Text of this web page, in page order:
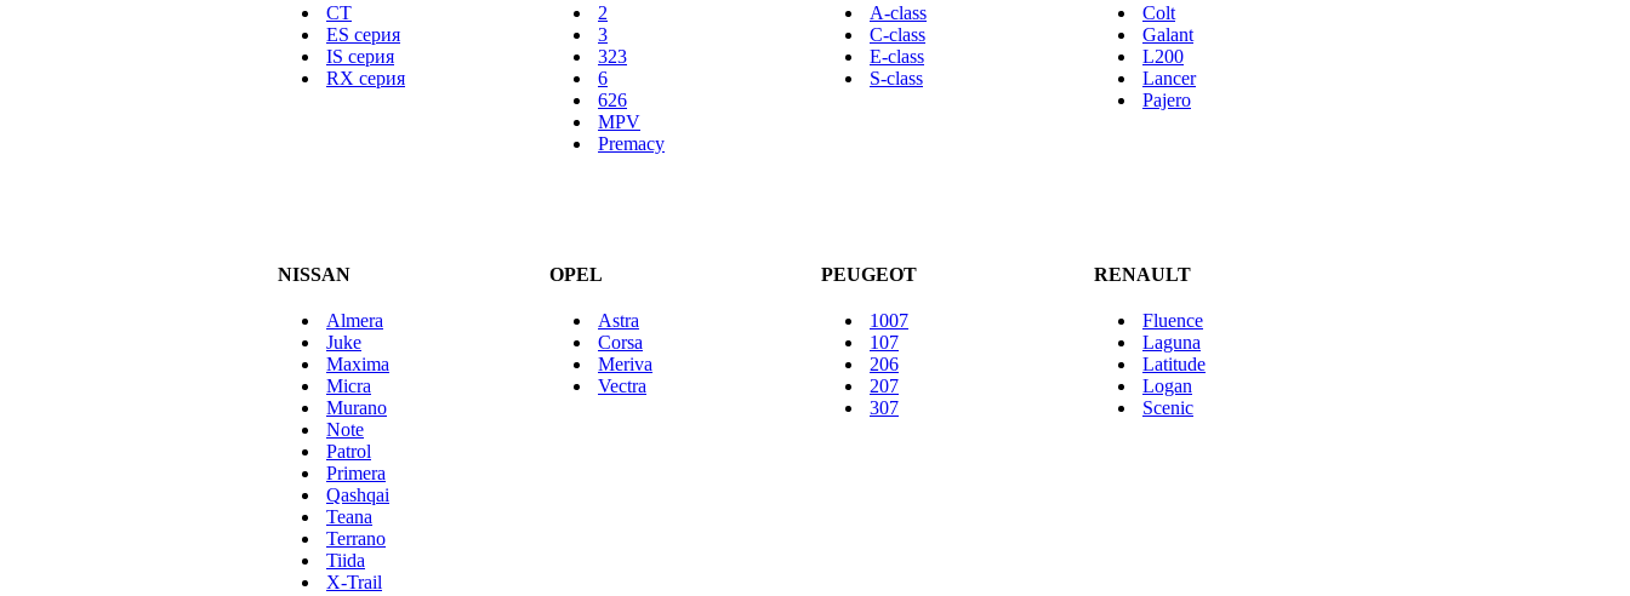
CT
ES серия
IS серия
RX серия
2
3
323
6
626
MPV
Premacy
A-class
C-class
E-class
S-class
Colt
Galant
L200
Lancer
Pajero
NISSAN OPEL PEUGEOT RENAULT
Almera
Juke
Maxima
Micra
Murano
Note
Patrol
Primera
Qashqai
Teana
Terrano
Tiida
X-Trail
Astra
Corsa
Meriva
Vectra
1007
107
206
207
307
Fluence
Laguna
Latitude
Logan
Scenic